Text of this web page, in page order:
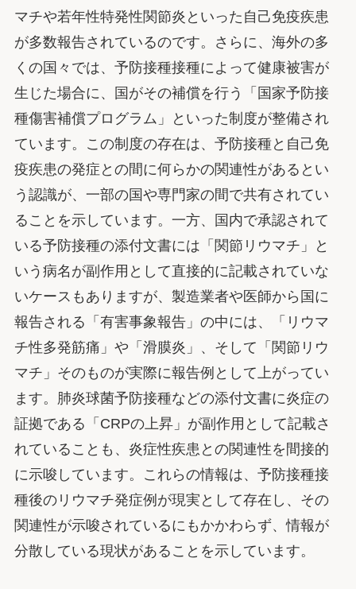
マチや若年性特発性関節炎といった自己免疫疾患
が多数報告されているのです。さらに、海外の多
くの国々では、予防接種接種によって健康被害が
生じた場合に、国がその補償を行う「国家予防接
種傷害補償プログラム」といった制度が整備され
ています。この制度の存在は、予防接種と自己免
疫疾患の発症との間に何らかの関連性があるとい
う認識が、一部の国や専門家の間で共有されてい
ることを示しています。一方、国内で承認されて
いる予防接種の添付文書には「関節リウマチ」と
いう病名が副作用として直接的に記載されていな
いケースもありますが、製造業者や医師から国に
報告される「有害事象報告」の中には、「リウマ
チ性多発筋痛」や「滑膜炎」、そして「関節リウ
マチ」そのものが実際に報告例として上がってい
ます。肺炎球菌予防接種などの添付文書に炎症の
証拠である「CRPの上昇」が副作用として記載さ
れていることも、炎症性疾患との関連性を間接的
に示唆しています。これらの情報は、予防接種接
種後のリウマチ発症例が現実として存在し、その
関連性が示唆されているにもかかわらず、情報が
分散している現状があることを示しています。